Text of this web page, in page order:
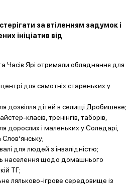
за втіленням задумок і
ініціатив від
Часів Ярі отримали обладнання для
для самотніх стареньких у
дозвілля дітей в селищі Дробишеве;
класів, тренінгів, таборів,
дорослих і маленьких у Соледарі,
для людей з інвалідністю;
населення щодо домашнього
ТГ;
ляльково-ігрове середовище із